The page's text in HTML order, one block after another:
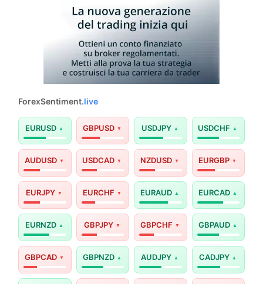
ForexSentiment.live
EURUSD GBPUSD USDJPY USDCHF
AUDUSD USDCAD NZDUSD EURGBP
EURJPY EURCHF EURAUD EURCAD
EURNZD GBPJPY GBPCHF GBPAUD
GBPCAD GBPNZD AUDJPY CADJPY